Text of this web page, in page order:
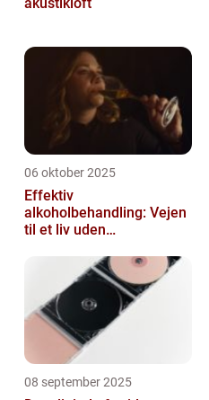
06 oktober 2025
Effektiv
alkoholbehandling: Vejen
til et liv uden
08 september 2025